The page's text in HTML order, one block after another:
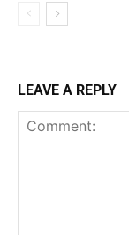
LEAVE A REPLY